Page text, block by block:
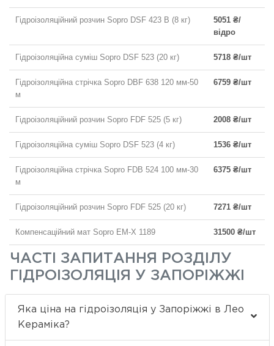
Гідроізоляційний розчин Sopro DSF 423 В (8 кг)
5051 ₴/
відро
Гідроізоляційна суміш Sopro DSF 523 (20 кг) 5718 ₴/шт
Гідроізоляційна стрічка Sopro DBF 638 120 мм-50
м
6759 ₴/шт
Гідроізоляційний розчин Sopro FDF 525 (5 кг) 2008 ₴/шт
Гідроізоляційна суміш Sopro DSF 523 (4 кг) 1536 ₴/шт
Гідроізоляційна стрічка Sopro FDB 524 100 мм-30
м
6375 ₴/шт
Гідроізоляційний розчин Sopro FDF 525 (20 кг) 7271 ₴/шт
Компенсаційний мат Sopro EM-X 1189 31500 ₴/шт
ЧАСТІ ЗАПИТАННЯ РОЗДІЛУ
ГІДРОІЗОЛЯЦІЯ У ЗАПОРІЖЖІ
Яка ціна на гідроізоляція у Запоріжжі в Лео
Кераміка?